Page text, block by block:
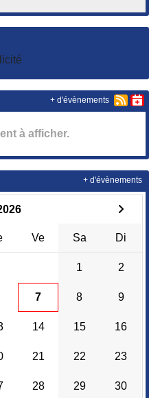
à afficher.
+ d'évènements
Ve Sa Di
1 2
7 8 9
14 15 16
21 22 23
28 29 30
+ d'évènements